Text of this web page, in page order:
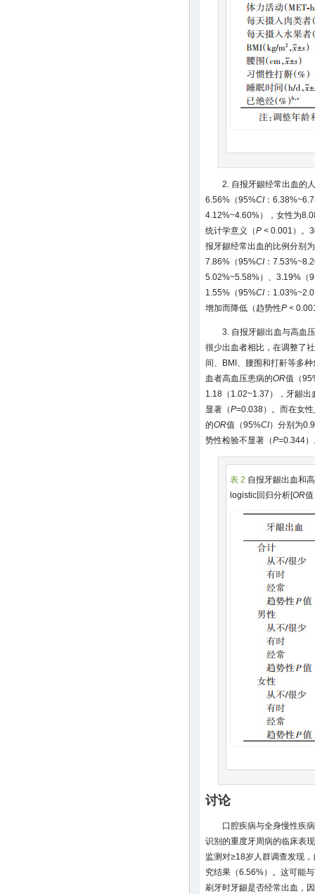
2. 自报牙龈经常出血的
6.56%（95%CI：
4.12%~4.60%），女性为
统计学意义（P < 0.001）。
报牙龈经常出血的比例分别
7.86%（95%CI：
5.02%~5.58%）、3.19%（
1.55%（95%CI：
增加而降低（趋势性P <
3. 自报牙龈出血与高血
很少出血者相比，在调整了
间、BMI、腰围和打鼾等多
血者高血压患病的OR值（
1.18（1.02~1.37），牙龈出
显著（P=0.038）。而在女
的OR值（95%CI）分别为
势性检验不显著（P=0.344
表 2 自报牙龈出血和
logistic回归分析[OR
讨论
口腔疾病与全身慢性疾
识别的重度牙周病的临床表现
监测对≥18岁人群调查发现
究结果（6.56%）。这可能
刷牙时牙龈是否经常出血，